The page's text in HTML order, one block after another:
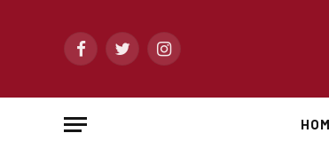
FacebookTwitterInstagram